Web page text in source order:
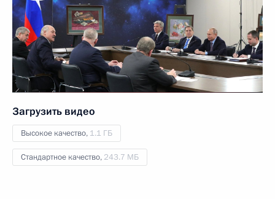
Загрузить видео
Высокое качество, 1.1 ГБ
Стандартное качество, 243.7 МБ